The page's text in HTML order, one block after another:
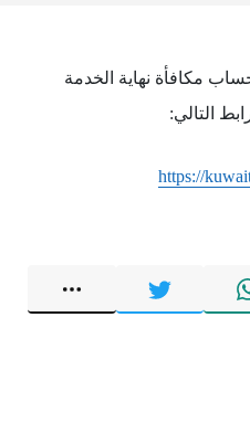
مكافأة نهاية الخدمة
https://